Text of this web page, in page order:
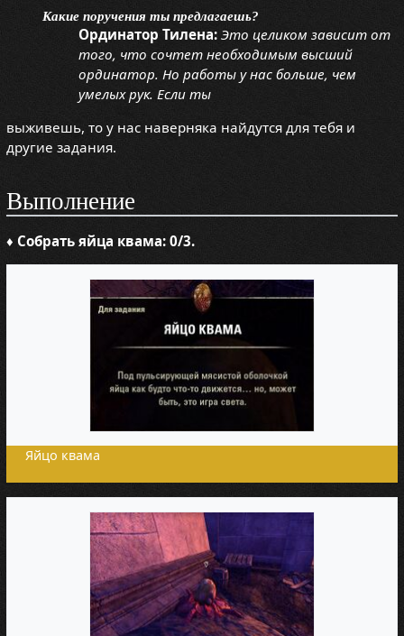
Какие поручения ты предлагаешь?
Ординатор Тилена: Это целиком зависит от
того, что сочтет необходимым высший
ординатор. Но работы у нас больше, чем
умелых рук. Если ты
выживешь, то у нас наверняка найдутся для тебя и
другие задания.
Выполнение
♦ Собрать яйца квама: 0/3.
Яйцо квама